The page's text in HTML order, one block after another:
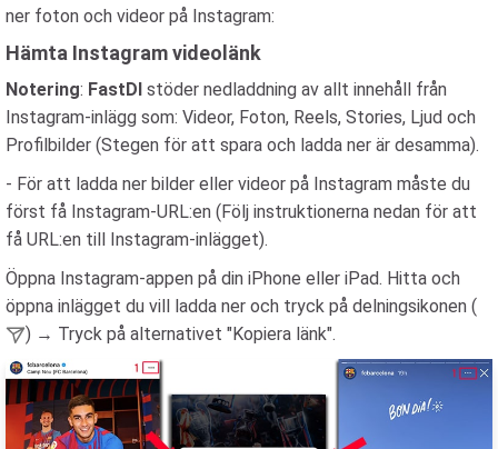
ner foton och videor på Instagram:
Hämta Instagram videolänk
Notering: FastDl stöder nedladdning av allt innehåll från
Instagram-inlägg som: Videor, Foton, Reels, Stories, Ljud och
Profilbilder (Stegen för att spara och ladda ner är desamma).
- För att ladda ner bilder eller videor på Instagram måste du
först få Instagram-URL:en (Följ instruktionerna nedan för att
få URL:en till Instagram-inlägget).
Öppna Instagram-appen på din iPhone eller iPad. Hitta och
öppna inlägget du vill ladda ner och tryck på delningsikonen (
) → Tryck på alternativet "Kopiera länk".